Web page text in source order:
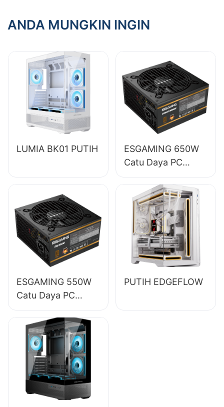
Efisiensi Energi
ANDA MUNGKIN INGIN
LUMIA BK01 PUTIH
ESGAMING 650W
Catu Daya PC
Desktop Modul
Penuh Berkualitas
Tinggi Efisiensi
85% 80+ Bronze
ESB650W
ESGAMING 550W
Catu Daya PC
Desktop
Berkualitas Tinggi
Efisiensi 85% 80+
Bronze ESB550W
PUTIH EDGEFLOW